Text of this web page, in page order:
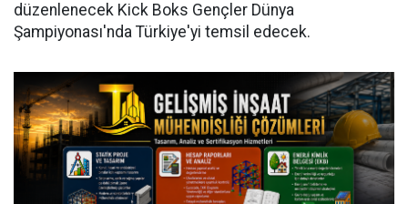
düzenlenecek Kick Boks Gençler Dünya
Şampiyonası'nda Türkiye'yi temsil edecek.